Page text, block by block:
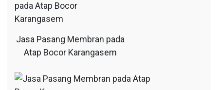
Jasa Pasang Membran pada
Atap Bocor Karangasem